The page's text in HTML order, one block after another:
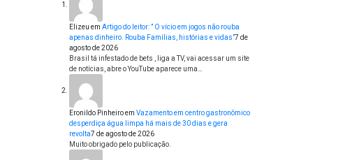
Elizeu em Artigo do leitor: ” O vício em jogos não rouba
apenas dinheiro. Rouba Famílias, histórias e vidas”7 de
agosto de 2026
Brasil tá infestado de bets , liga a TV, vai acessar um site
de notícias, abre o YouTube aparece uma…
Eronildo Pinheiroem Vazamento em centro gastronômico
desperdiça água limpa há mais de 30 dias e gera
revolta7 de agosto de 2026
Muito obrigado pelo publicação.